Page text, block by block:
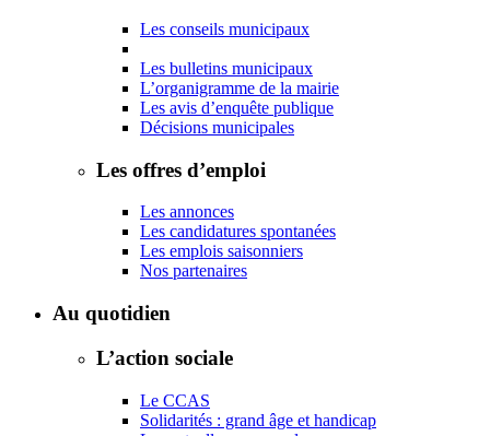
Les conseils municipaux
Les bulletins municipaux
L’organigramme de la mairie
Les avis d’enquête publique
Décisions municipales
Les offres d’emploi
Les annonces
Les candidatures spontanées
Les emplois saisonniers
Nos partenaires
Au quotidien
L’action sociale
Le CCAS
Solidarités : grand âge et handicap